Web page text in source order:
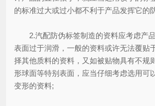
的标准过大或过小都不利于产品发挥它的
2.汽配防伪标签制造的资料应考虑产
表面过于润滑，一般的资料或许无法覆贴
择其他质料的资料，又如被贴物具有不规
形球面等特别表面，应当仔细考虑选用可
变形的资料;